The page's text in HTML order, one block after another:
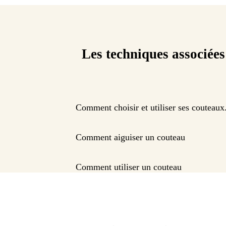
Les techniques associées
Comment choisir et utiliser ses
Comment aiguiser un couteau
Comment utiliser un couteau